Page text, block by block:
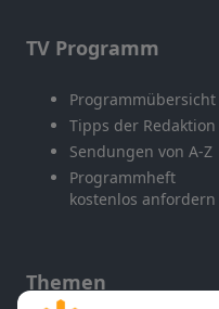
TV Programm
Programmübersicht
Tipps der Redaktion
Sendungen von A-Z
Programmheft
kostenlos anfordern
Themen